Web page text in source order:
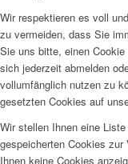
Wir respektieren es voll
zu vermeiden, dass Sie
Sie uns bitte, einen
sich jederzeit abmelden
vollumfänglich nutzen zu
gesetzten Cookies auf
Wir stellen Ihnen eine
gespeicherten Cookies
Ihnen keine Cookies